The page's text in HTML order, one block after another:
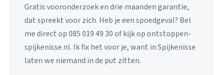
Gratis vooronderzoek en drie maanden garantie,
dat spreekt voor zich. Heb je een spoedgeval? Bel
me direct op 085 019 49 30 of kijk op ontstoppen-
spijkenisse.nl. Ik fix het voor je, want in Spijkenisse
laten we niemand in de put zitten.